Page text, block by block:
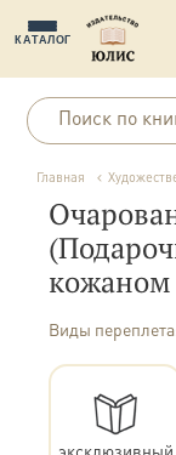
КАТАЛОГ
Главная
кожаном
Виды
эксклюзивный